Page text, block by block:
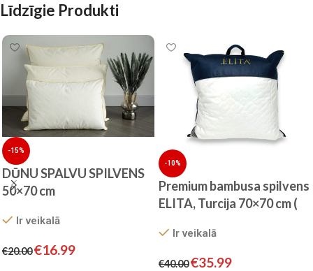
Līdzīgie Produkti
-15%
DŪNU SPALVU SPILVENS
50×70 cm
Ir veikalā
€20.00€16.99
-10%
Premium bambusa spilvens
ELITA, Turcija 70×70 cm (
Ir veikalā
€40.00€35.99